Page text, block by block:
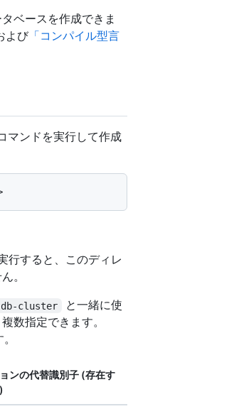
ベースを作成できま
よび「コンパイル型言
マンドを実行して作成
行すると、このディレ
。
cluster
と一緒に使
数指定できます。
ンの代替識別子 (存在す